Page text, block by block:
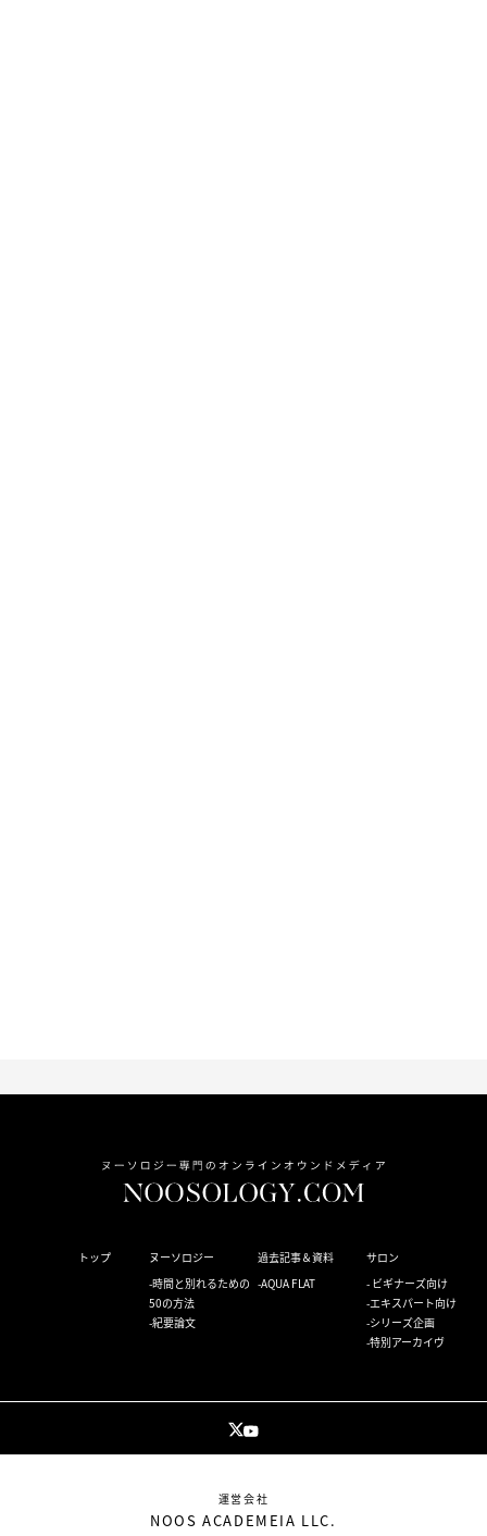
トップ
ヌーソロジー
時間と別れるための
50の方法
紀要論文
過去記事＆資料
AQUA FLAT
サロン
ビギナーズ向け
エキスパート向け
シリーズ企画
特別アーカイヴ
運営会社
NOOS ACADEMEIA LLC.